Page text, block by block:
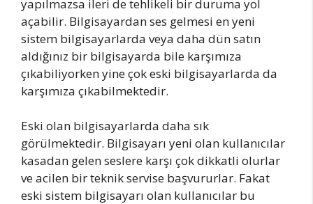
yapılmazsa ileri de tehlikeli bir duruma yol
açabilir. Bilgisayardan ses gelmesi en yeni
sistem bilgisayarlarda veya daha dün satın
aldığınız bir bilgisayarda bile karşımıza
çıkabiliyorken yine çok eski bilgisayarlarda da
karşımıza çıkabilmektedir.
Eski olan bilgisayarlarda daha sık
görülmektedir. Bilgisayarı yeni olan kullanıcılar
kasadan gelen seslere karşı çok dikkatli olurlar
ve acilen bir teknik servise başvururlar. Fakat
eski sistem bilgisayarı olan kullanıcılar bu